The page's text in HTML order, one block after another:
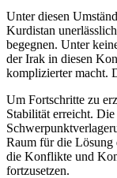
Unter diesen
Kurdistan
begegnen. Unter
der Irak in diesen
komplizierter macht.
Um Fortschritte zu
Stabilität erreicht.
Raum für die Lösung
die Konflikte und
fortzusetzen.